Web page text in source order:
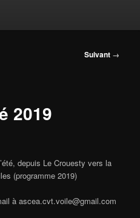
Suivant →
2019
depuis Le Crouesty vers la
(programme 2019)
à ascea.cvt.voile@gmail.com